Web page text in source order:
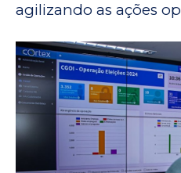
agilizando as ações